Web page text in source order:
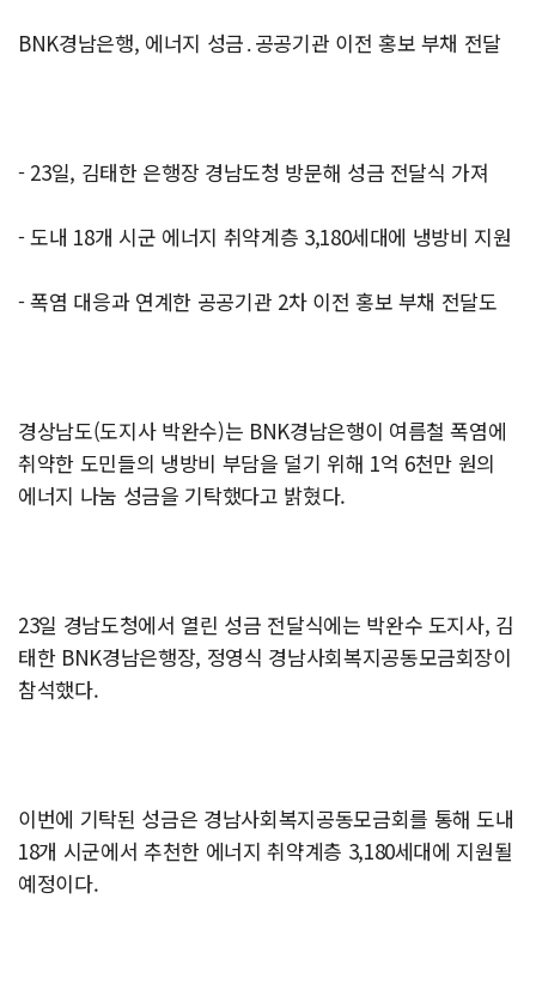
BNK경남은행, 에너지 성금․공공기관 이전 홍보 부채 전달
- 23일, 김태한 은행장 경남도청 방문해 성금 전달식 가져
- 도내 18개 시군 에너지 취약계층 3,180세대에 냉방비 지원
- 폭염 대응과 연계한 공공기관 2차 이전 홍보 부채 전달도
경상남도(도지사 박완수)는 BNK경남은행이 여름철 폭염에
취약한 도민들의 냉방비 부담을 덜기 위해 1억 6천만 원의
에너지 나눔 성금을 기탁했다고 밝혔다.
23일 경남도청에서 열린 성금 전달식에는 박완수 도지사, 김
태한 BNK경남은행장, 정영식 경남사회복지공동모금회장이
참석했다.
이번에 기탁된 성금은 경남사회복지공동모금회를 통해 도내
18개 시군에서 추천한 에너지 취약계층 3,180세대에 지원될
예정이다.